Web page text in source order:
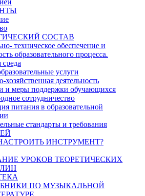
СОСТАВ
техническое обеспечение и
образовательного процесса.
среда
услуги
деятельность
и меры поддержки обучающихся
сотрудничество
питания в образовательной
стандарты и требования
ИНСТРУМЕНТ?
УРОКОВ ТЕОРЕТИЧЕСКИХ
ПО МУЗЫКАЛЬНОЙ